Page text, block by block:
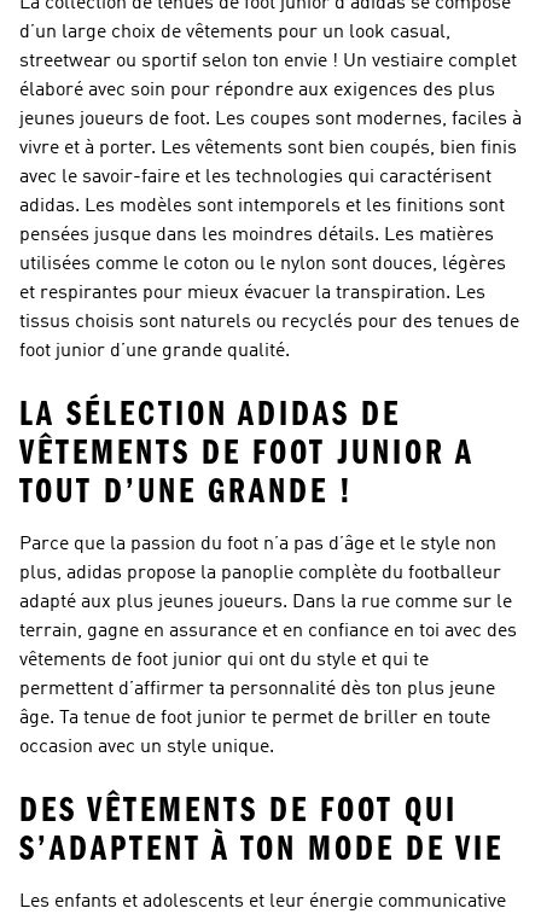
d’un large choix de vêtements pour un look casual,
streetwear ou sportif selon ton envie ! Un vestiaire complet
élaboré avec soin pour répondre aux exigences des plus
jeunes joueurs de foot. Les coupes sont modernes, faciles à
vivre et à porter. Les vêtements sont bien coupés, bien finis
avec le savoir-faire et les technologies qui caractérisent
adidas. Les modèles sont intemporels et les finitions sont
pensées jusque dans les moindres détails. Les matières
utilisées comme le coton ou le nylon sont douces, légères
et respirantes pour mieux évacuer la transpiration. Les
tissus choisis sont naturels ou recyclés pour des tenues de
foot junior d’une grande qualité.
LA SÉLECTION ADIDAS DE
VÊTEMENTS DE FOOT JUNIOR A
TOUT D’UNE GRANDE !
Parce que la passion du foot n’a pas d’âge et le style non
plus, adidas propose la panoplie complète du footballeur
adapté aux plus jeunes joueurs. Dans la rue comme sur le
terrain, gagne en assurance et en confiance en toi avec des
vêtements de foot junior qui ont du style et qui te
permettent d’affirmer ta personnalité dès ton plus jeune
âge. Ta tenue de foot junior te permet de briller en toute
occasion avec un style unique.
DES VÊTEMENTS DE FOOT QUI
S’ADAPTENT À TON MODE DE VIE
Les enfants et adolescents et leur énergie communicative